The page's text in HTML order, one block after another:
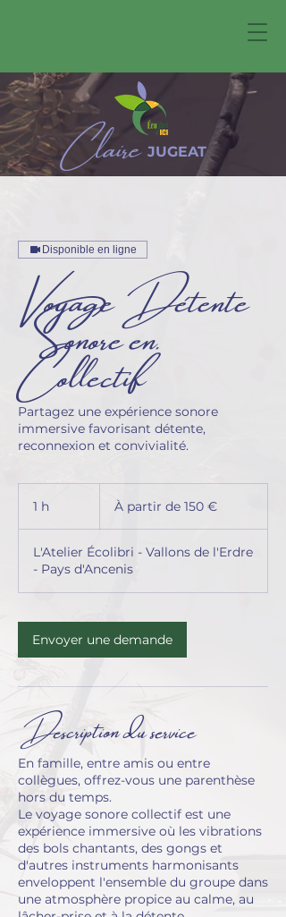
Claire JUGEAT
Disponible en ligne
Voyage Détente
Sonore en.
Collectif
Partagez une expérience sonore
immersive favorisant détente,
reconnexion et convivialité.
1 h
partir
euros
À partir de 150 €
L'Atelier Écolibri - Vallons de l'Erdre
- Pays d'Ancenis
Envoyer une demande
Description du service
En famille, entre amis ou entre
collègues, offrez-vous une parenthèse
hors du temps.
Le voyage sonore collectif est une
expérience immersive où les vibrations
des bols chantants, des gongs et
d'autres instruments harmonisants
enveloppent l'ensemble du groupe dans
une atmosphère propice au calme, au